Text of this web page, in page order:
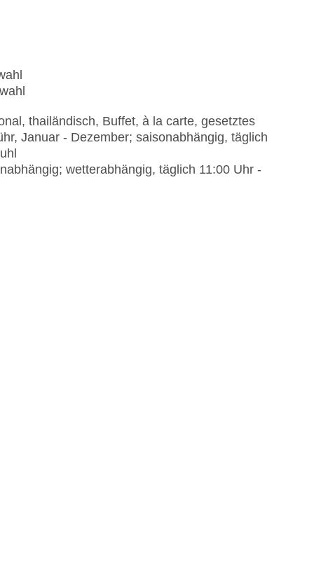
thailändisch, Buffet, à la carte, gesetztes
Januar - Dezember; saisonabhängig, täglich
wetterabhängig, täglich 11:00 Uhr -